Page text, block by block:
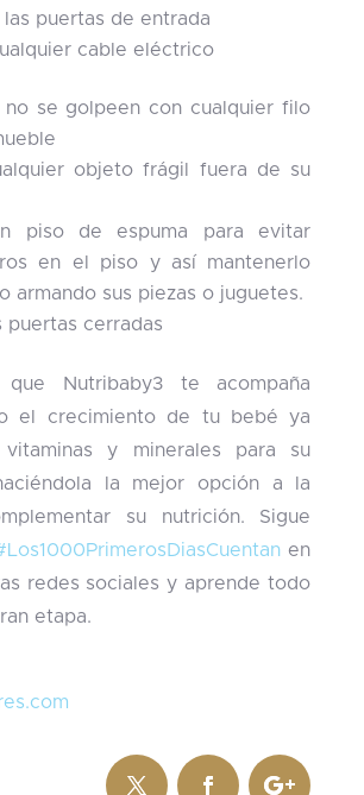
puertas de entrada
cable eléctrico
no se golpeen con cualquier filo
objeto frágil fuera de su
piso de espuma para evitar
en el piso y así mantenerlo
armando sus piezas o juguetes.
puertas cerradas
Nutribaby3 te acompaña
el crecimiento de tu bebé ya
y minerales para su
la mejor opción a la
su nutrición. Sigue
en
redes sociales y aprende todo
etapa.